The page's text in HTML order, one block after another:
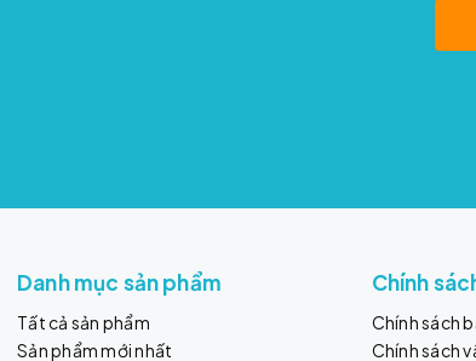
Danh mục sản phẩm
Tất cả sản phẩm
Sản phẩm mới nhất
Chính
Chính sách
Chính sách